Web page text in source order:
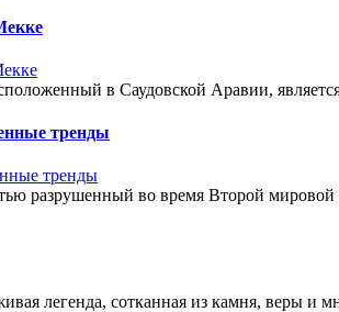
в Саудовской Аравии,
тренды
разрушенный во время Второй
легенда, сотканная из камня, веры и